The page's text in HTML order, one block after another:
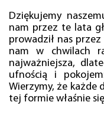
Dziękujemy
nam przez te lata
prowadził nas przez
nam w chwilach
najważniejsza,
ufnością i
Wierzymy, że każde
tej formie właśnie